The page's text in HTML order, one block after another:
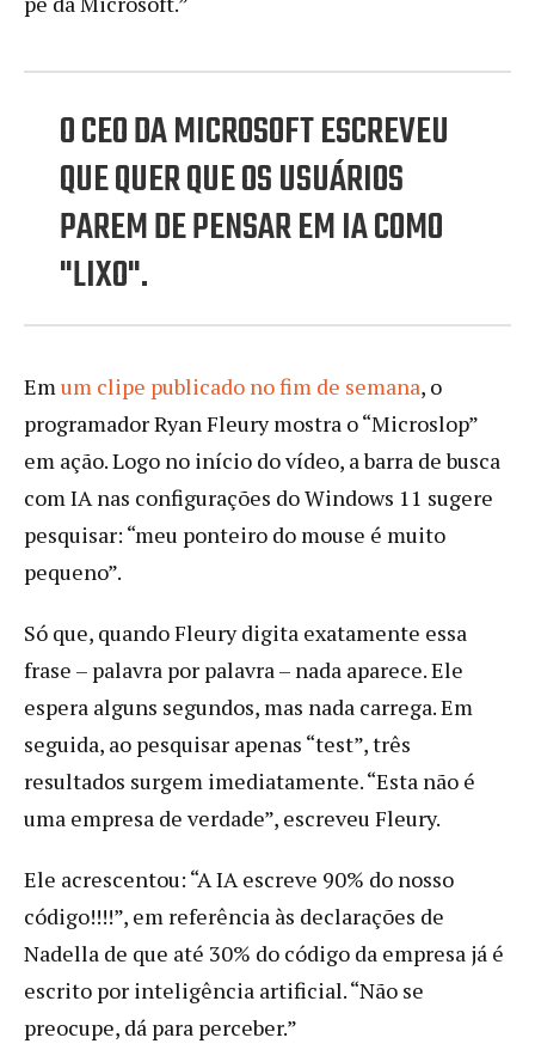
O CEO DA MICROSOFT ESCREVEU
QUE QUER QUE OS USUÁRIOS
PAREM DE PENSAR EM IA COMO
"LIXO".
Emum clipe publicado no fim de semana, o
programador Ryan Fleury mostra o “Microslop”
em ação. Logo no início do vídeo, a barra de busca
com IA nas configurações do Windows 11 sugere
pesquisar: “meu ponteiro do mouse é muito
pequeno”.
Só que, quando Fleury digita exatamente essa
frase – palavra por palavra – nada aparece. Ele
espera alguns segundos, mas nada carrega. Em
seguida, ao pesquisar apenas “test”, três
resultados surgem imediatamente. “Esta não é
uma empresa de verdade”, escreveu Fleury.
Ele acrescentou: “A IA escreve 90% do nosso
código!!!!”, em referência às declarações de
Nadella de que até 30% do código da empresa já é
escrito por inteligência artificial. “Não se
preocupe, dá para perceber.”